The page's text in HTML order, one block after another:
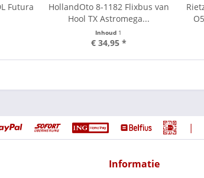
Futura
HollandOto 8-1182 Flixbus van
Hool TX Astromega...
Inhoud 1
€ 34,95 *
|
Informatie